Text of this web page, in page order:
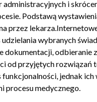
administracyjnych i
Podstawą
przez
wybranych
dokumentacji,
od przyjętych
jednak
procesu medycznego.